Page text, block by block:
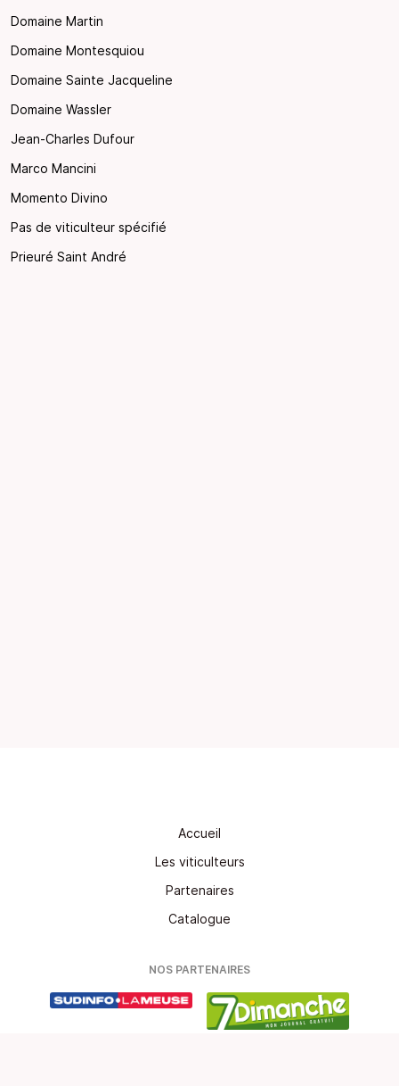
Domaine Martin
Domaine Montesquiou
Domaine Sainte Jacqueline
Domaine Wassler
Jean-Charles Dufour
Marco Mancini
Momento Divino
Pas de viticulteur spécifié
Prieuré Saint André
Accueil
Les viticulteurs
Partenaires
Catalogue
NOS PARTENAIRES